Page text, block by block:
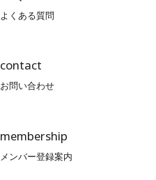
よくある質問
contact
お問い合わせ
membership
メンバー登録案内